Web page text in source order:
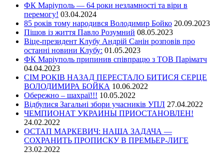
ФК Маріуполь — 64 роки незламності та віри в
перемогу! 03.04.2024
85 років тому народився Володимир Бойко 20.09.2023
Пішов із життя Павло Розумний 08.05.2023
Віце-президент Клубу Андрій Санін розповів про
останні новини Клубу: 01.05.2023
ФК Маріуполь припинив співпрацю з ТОВ Паріматч
04.04.2023
СІМ РОКІВ НАЗАД ПЕРЕСТАЛО БИТИСЯ СЕРЦЕ
ВОЛОДИМИРА БОЙКА 10.06.2022
Обережно – шахраї!!! 10.05.2022
Відбулися Загальні збори учасників УПЛ 27.04.2022
ЧЕМПИОНАТ УКРАИНЫ ПРИОСТАНОВЛЕН!
24.02.2022
ОСТАП МАРКЕВИЧ: НАША ЗАДАЧА —
СОХРАНИТЬ ПРОПИСКУ В ПРЕМЬЕР-ЛИГЕ
23.02.2022